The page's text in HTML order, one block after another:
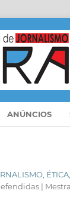
ANÚNCIOS
|